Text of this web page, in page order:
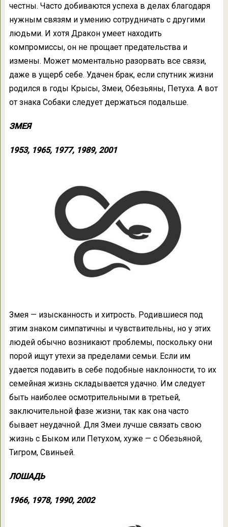
честны. Часто добиваются успеха в делах благодаря
нужным связям и умению сотрудничать с другими
людьми. И хотя Дракон умеет находить
компромиссы, он не прощает предательства и
измены. Может моментально разорвать все связи,
даже в ущерб себе. Удачен брак, если спутник жизни
родился в годы Крысы, Змеи, Обезьяны, Петуха. А вот
от знака Собаки следует держаться подальше.
ЗМЕЯ
1953, 1965, 1977, 1989, 2001
Змея — изысканность и хитрость. Родившиеся под
этим знаком симпатичны и чувствительны, но у этих
людей обычно возникают проблемы, поскольку они
порой ищут утехи за пределами семьи. Если им
удается подавить в себе подобные наклонности, то их
семейная жизнь складывается удачно. Им следует
быть наиболее осмотрительными в третьей,
заключительной фазе жизни, так как она часто
бывает неудачной. Для Змеи лучше связать свою
жизнь с Быком или Петухом, хуже — с Обезьяной,
Тигром, Свиньей.
ЛОШАДЬ
1966, 1978, 1990, 2002